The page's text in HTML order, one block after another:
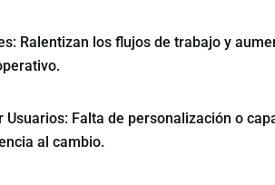
Ralentizan los flujos de trabajo y
Usuarios: Falta de personalización o
al cambio.